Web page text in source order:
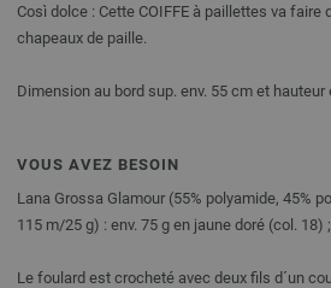
Così dolce : Cette COIFFE à paillettes va faire
chapeaux de paille.
Dimension au bord sup. env. 55 cm et hauteur
VOUS AVEZ BESOIN
Lana Grossa Glamour (55% polyamide, 45%
115 m/25 g) : env. 75 g en jaune doré (col. 18)
Le foulard est crocheté avec deux fils d´un